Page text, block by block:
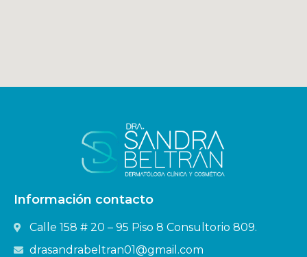
Información contacto
Calle 158 # 20 – 95 Piso 8 Consultorio 809.
drasandrabeltran01@gmail.com